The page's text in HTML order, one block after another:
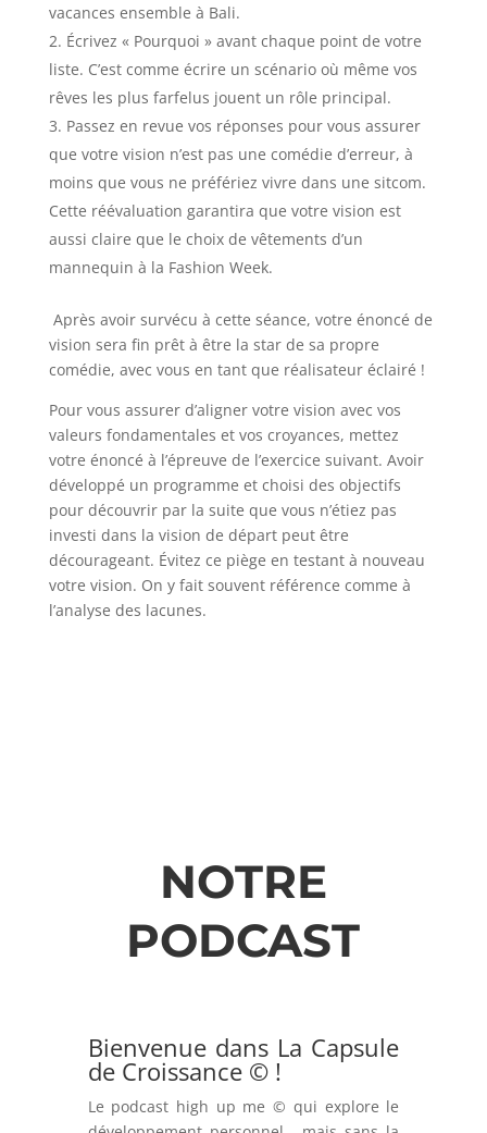
vacances ensemble à Bali.
Écrivez « Pourquoi » avant chaque point de votre
liste. C’est comme écrire un scénario où même vos
rêves les plus farfelus jouent un rôle principal.
Passez en revue vos réponses pour vous assurer
que votre vision n’est pas une comédie d’erreur, à
moins que vous ne préfériez vivre dans une sitcom.
Cette réévaluation garantira que votre vision est
aussi claire que le choix de vêtements d’un
mannequin à la Fashion Week.
Après avoir survécu à cette séance, votre énoncé de
vision sera fin prêt à être la star de sa propre
comédie, avec vous en tant que réalisateur éclairé !
Pour vous assurer d’aligner votre vision avec vos
valeurs fondamentales et vos croyances, mettez
votre énoncé à l’épreuve de l’exercice suivant. Avoir
développé un programme et choisi des objectifs
pour découvrir par la suite que vous n’étiez pas
investi dans la vision de départ peut être
décourageant. Évitez ce piège en testant à nouveau
votre vision. On y fait souvent référence comme à
l’analyse des lacunes.
NOTRE
PODCAST
Bienvenue dans La Capsule
de Croissance © !
Le podcast high up me © qui explore le